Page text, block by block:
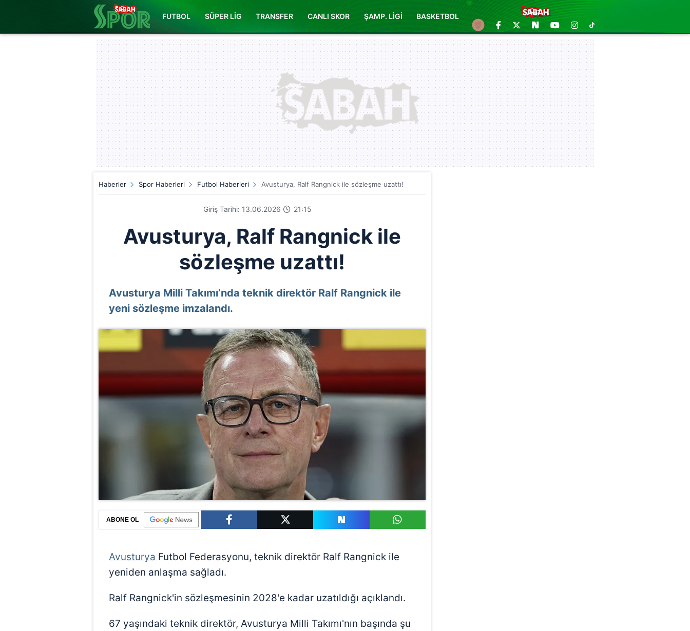
FUTBOL SÜPER LİG TRANSFER CANLI SKOR ŞAMP. LİGİ BASKETBOL
Haberler Spor Haberleri Futbol Haberleri Avusturya, Ralf Rangnick ile sözleşme uzattı!
Giriş Tarihi: 13.06.2026 21:15
Avusturya, Ralf Rangnick ile
sözleşme uzattı!
Avusturya Milli Takımı’nda teknik direktör Ralf Rangnick ile
yeni sözleşme imzalandı.
ABONE OL
Avusturya Futbol Federasyonu, teknik direktör Ralf Rangnick ile
yeniden anlaşma sağladı.
Ralf Rangnick'in sözleşmesinin 2028'e kadar uzatıldığı açıklandı.
67 yaşındaki teknik direktör, Avusturya Milli Takımı'nın başında şu